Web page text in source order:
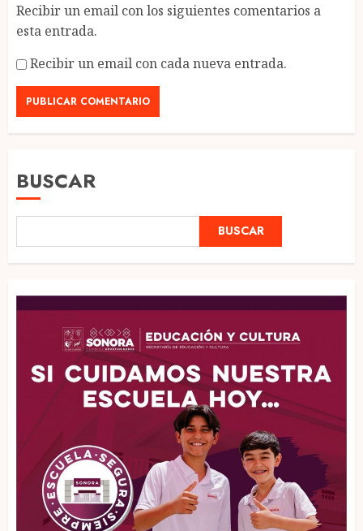
Recibir un email con los siguientes comentarios a
esta entrada.
Recibir un email con cada nueva entrada.
BUSCAR
BUSCAR